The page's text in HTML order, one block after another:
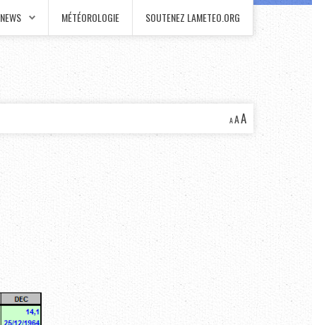
NEWS MÉTÉOROLOGIE SOUTENEZ LAMETEO.ORG
AAA